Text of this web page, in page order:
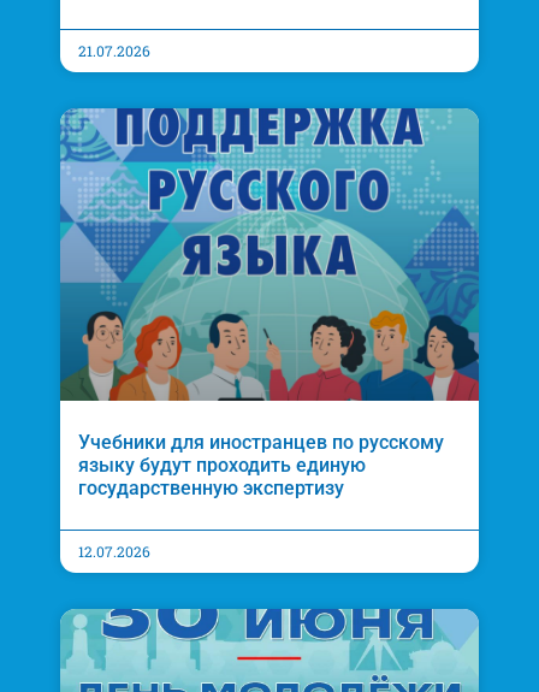
21.07.2026
Учебники для иностранцев по русскому
языку будут проходить единую
государственную экспертизу
12.07.2026